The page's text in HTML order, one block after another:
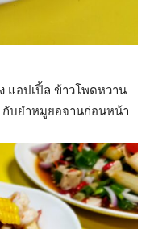
แอปเปิ้ล ข้าวโพดหวาน
กับยำหมูยอจานก่อนหน้า